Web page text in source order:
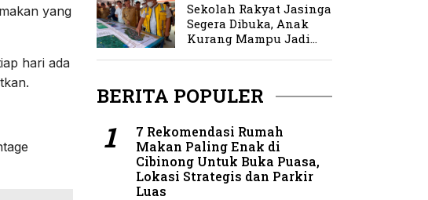
yang
hari ada
Sekolah Rakyat Jasinga
Segera Dibuka, Anak
Kurang Mampu Jadi
BERITA POPULER
7 Rekomendasi Rumah
Makan Paling Enak di
Cibinong Untuk Buka Puasa,
Lokasi Strategis dan Parkir
Luas